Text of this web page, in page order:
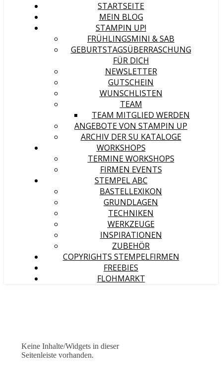
STARTSEITE
MEIN BLOG
STAMPIN UP!
FRÜHLINGSMINI & SAB
GEBURTSTAGSÜBERRASCHUNG
FÜR DICH
NEWSLETTER
GUTSCHEIN
WUNSCHLISTEN
TEAM
TEAM MITGLIED WERDEN
ANGEBOTE VON STAMPIN UP
ARCHIV DER SU KATALOGE
WORKSHOPS
TERMINE WORKSHOPS
FIRMEN EVENTS
STEMPEL ABC
BASTELLEXIKON
GRUNDLAGEN
TECHNIKEN
WERKZEUGE
INSPIRATIONEN
ZUBEHÖR
COPYRIGHTS STEMPELFIRMEN
FREEBIES
FLOHMARKT
Keine Inhalte/Widgets in dieser
Seitenleiste vorhanden.